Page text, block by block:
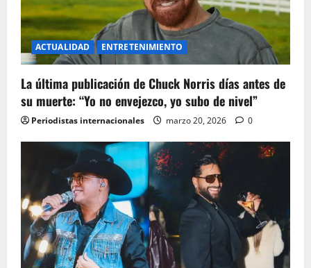
ACTUALIDAD ENTRETENIMIENTO
La última publicación de Chuck Norris días antes de
su muerte: “Yo no envejezco, yo subo de nivel”
Periodistas internacionales marzo 20, 2026 0